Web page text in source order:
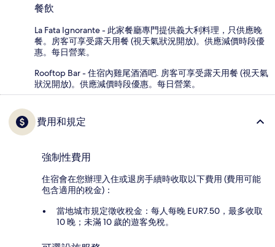
餐飲
La Fata Ignorante - 此家餐廳專門提供義大利料理，只供應晚
餐。房客可享受露天用餐 (視天氣狀況開放)。供應減價時段優
惠。每日營業。
Rooftop Bar - 住宿內雞尾酒酒吧. 房客可享受露天用餐 (視天氣
狀況開放)。供應減價時段優惠。每日營業。
費用和規定
強制性費用
住宿會在您辦理入住或退房手續時收取以下費用 (費用可能
包含適用的稅金)：
當地城市規定徵收稅金：每人每晚 EUR7.50，最多收取
10 晚；未滿 10 歲的遊客免稅。